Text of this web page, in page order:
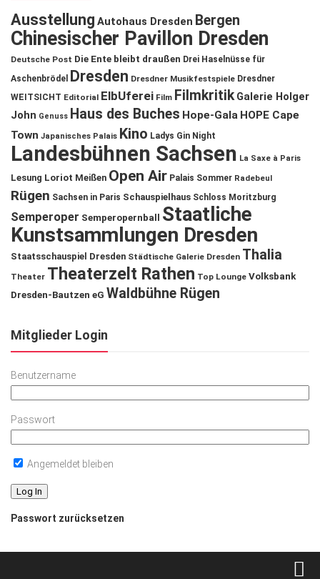
Ausstellung Autohaus Dresden Bergen
Chinesischer Pavillon Dresden
Deutsche Post Die Ente bleibt draußen Drei Haselnüsse für
Aschenbrödel
Dresden Dresdner Musikfestspiele Dresdner
WEITSICHT Editorial ElbUferei Film Filmkritik Galerie Holger
John Genuss Haus des Buches Hope-Gala HOPE Cape
Town Japanisches Palais Kino Ladys Gin Night
Landesbühnen Sachsen La Saxe à Paris
Lesung Loriot Meißen Open Air Palais Sommer Radebeul
Rügen Sachsen in Paris Schauspielhaus Schloss Moritzburg
Semperoper Semperopernball
Staatliche
Kunstsammlungen Dresden
Staatsschauspiel Dresden Städtische Galerie Dresden Thalia
Theater Theaterzelt Rathen Top Lounge Volksbank
Dresden-Bautzen eG Waldbühne Rügen
Mitglieder Login
Benutzername
Passwort
Angemeldet bleiben
Passwort zurücksetzen